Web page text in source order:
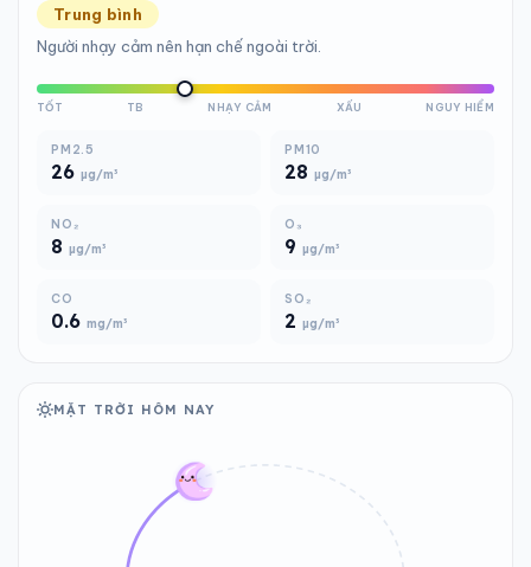
Trung bình
Người nhạy cảm nên hạn chế ngoài trời.
TỐT TB NHẠY CẢM XẤU NGUY HIỂM
PM2.5
26 µg/m³
PM10
28 µg/m³
NO₂
8 µg/m³
O₃
9 µg/m³
CO
0.6 mg/m³
SO₂
2 µg/m³
MẶT TRỜI HÔM NAY